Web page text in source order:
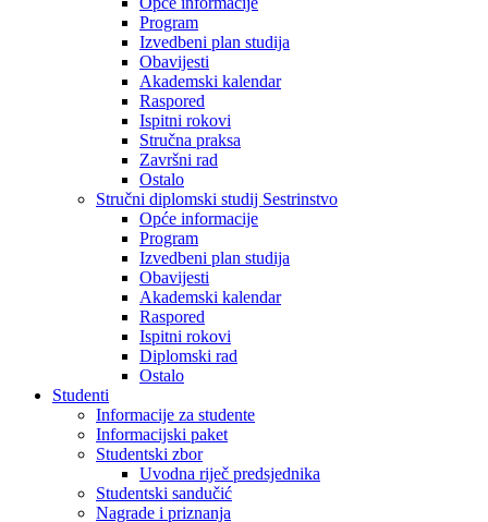
Program
Izvedbeni plan studija
Obavijesti
Akademski kalendar
Raspored
Ispitni rokovi
Stručna praksa
Završni rad
Ostalo
Stručni diplomski studij Sestrinstvo
Opće informacije
Program
Izvedbeni plan studija
Obavijesti
Akademski kalendar
Raspored
Ispitni rokovi
Diplomski rad
Ostalo
Studenti
Informacije za studente
Informacijski paket
Studentski zbor
Uvodna riječ predsjednika
Studentski sandučić
Nagrade i priznanja